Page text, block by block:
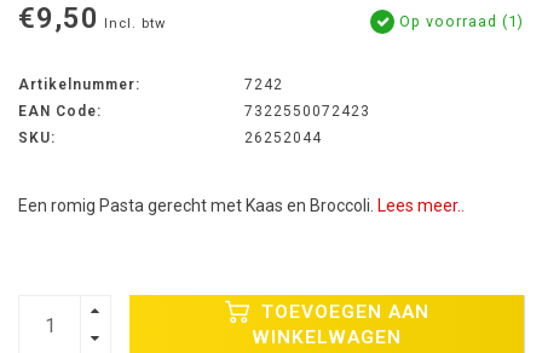
€9,50 Incl. btw Op voorraad (1)
Artikelnummer:
7242
EAN Code:
7322550072423
SKU:
26252044
Een romig Pasta gerecht met Kaas en Broccoli. Lees meer..
TOEVOEGEN AAN
WINKELWAGEN